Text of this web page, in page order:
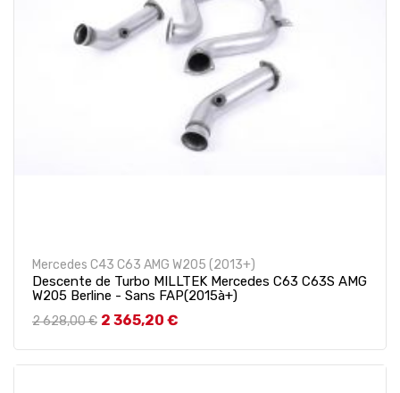
Mercedes C43 C63 AMG W205 (2013+)
Descente de Turbo MILLTEK Mercedes C63 C63S AMG
W205 Berline - Sans FAP(2015à+)
Prix de base
2 628,00 € Prix
2 365,20 €